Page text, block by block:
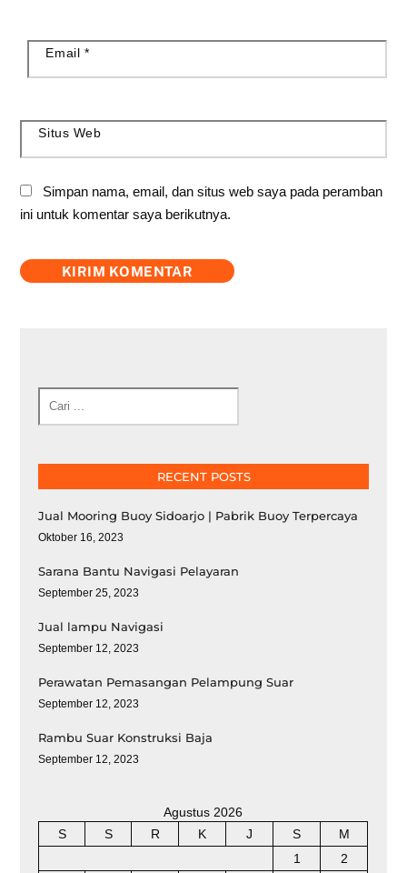
Email *
Situs Web
Simpan nama, email, dan situs web saya pada peramban
ini untuk komentar saya berikutnya.
RECENT POSTS
Jual Mooring Buoy Sidoarjo | Pabrik Buoy Terpercaya
Oktober 16, 2023
Sarana Bantu Navigasi Pelayaran
September 25, 2023
Jual lampu Navigasi
September 12, 2023
Perawatan Pemasangan Pelampung Suar
September 12, 2023
Rambu Suar Konstruksi Baja
September 12, 2023
Agustus 2026
S
S R K J S
M
1
2